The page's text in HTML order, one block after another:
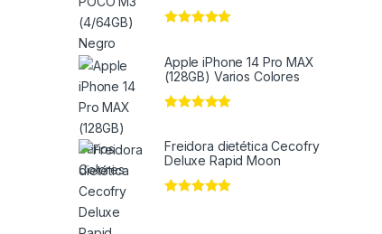
Apple iPhone 14 Pro MAX
(128GB) Varios Colores
Freidora dietética Cecofry
Deluxe Rapid Moon